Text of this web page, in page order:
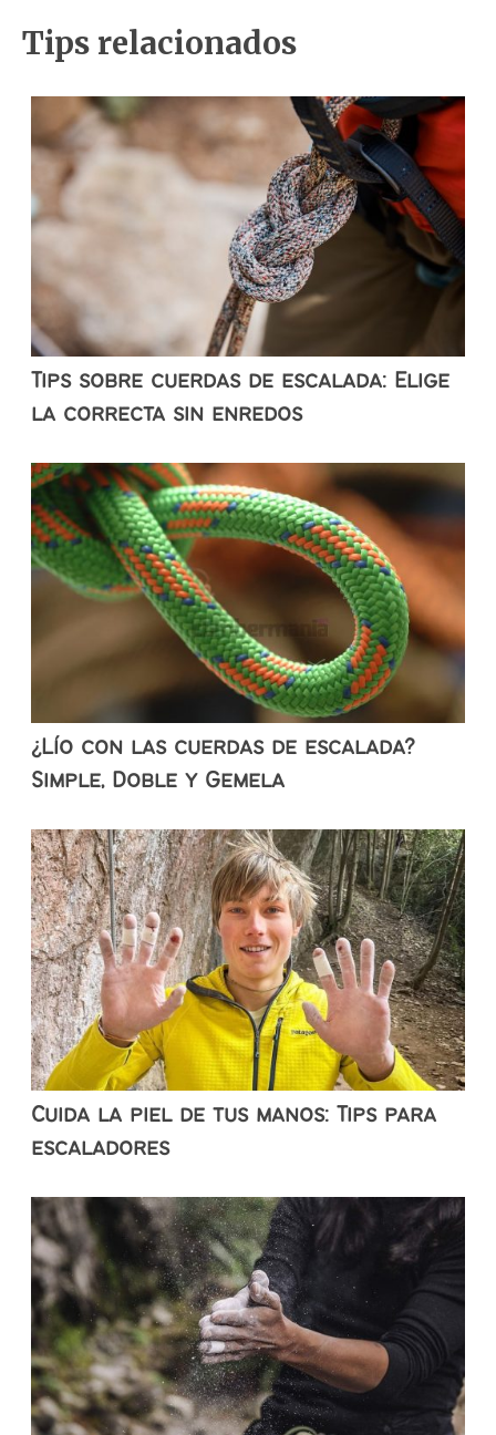
Tips relacionados
Tips sobre cuerdas de escalada: Elige
la correcta sin enredos
¿Lío con las cuerdas de escalada?
Simple, Doble y Gemela
Cuida la piel de tus manos: Tips para
escaladores